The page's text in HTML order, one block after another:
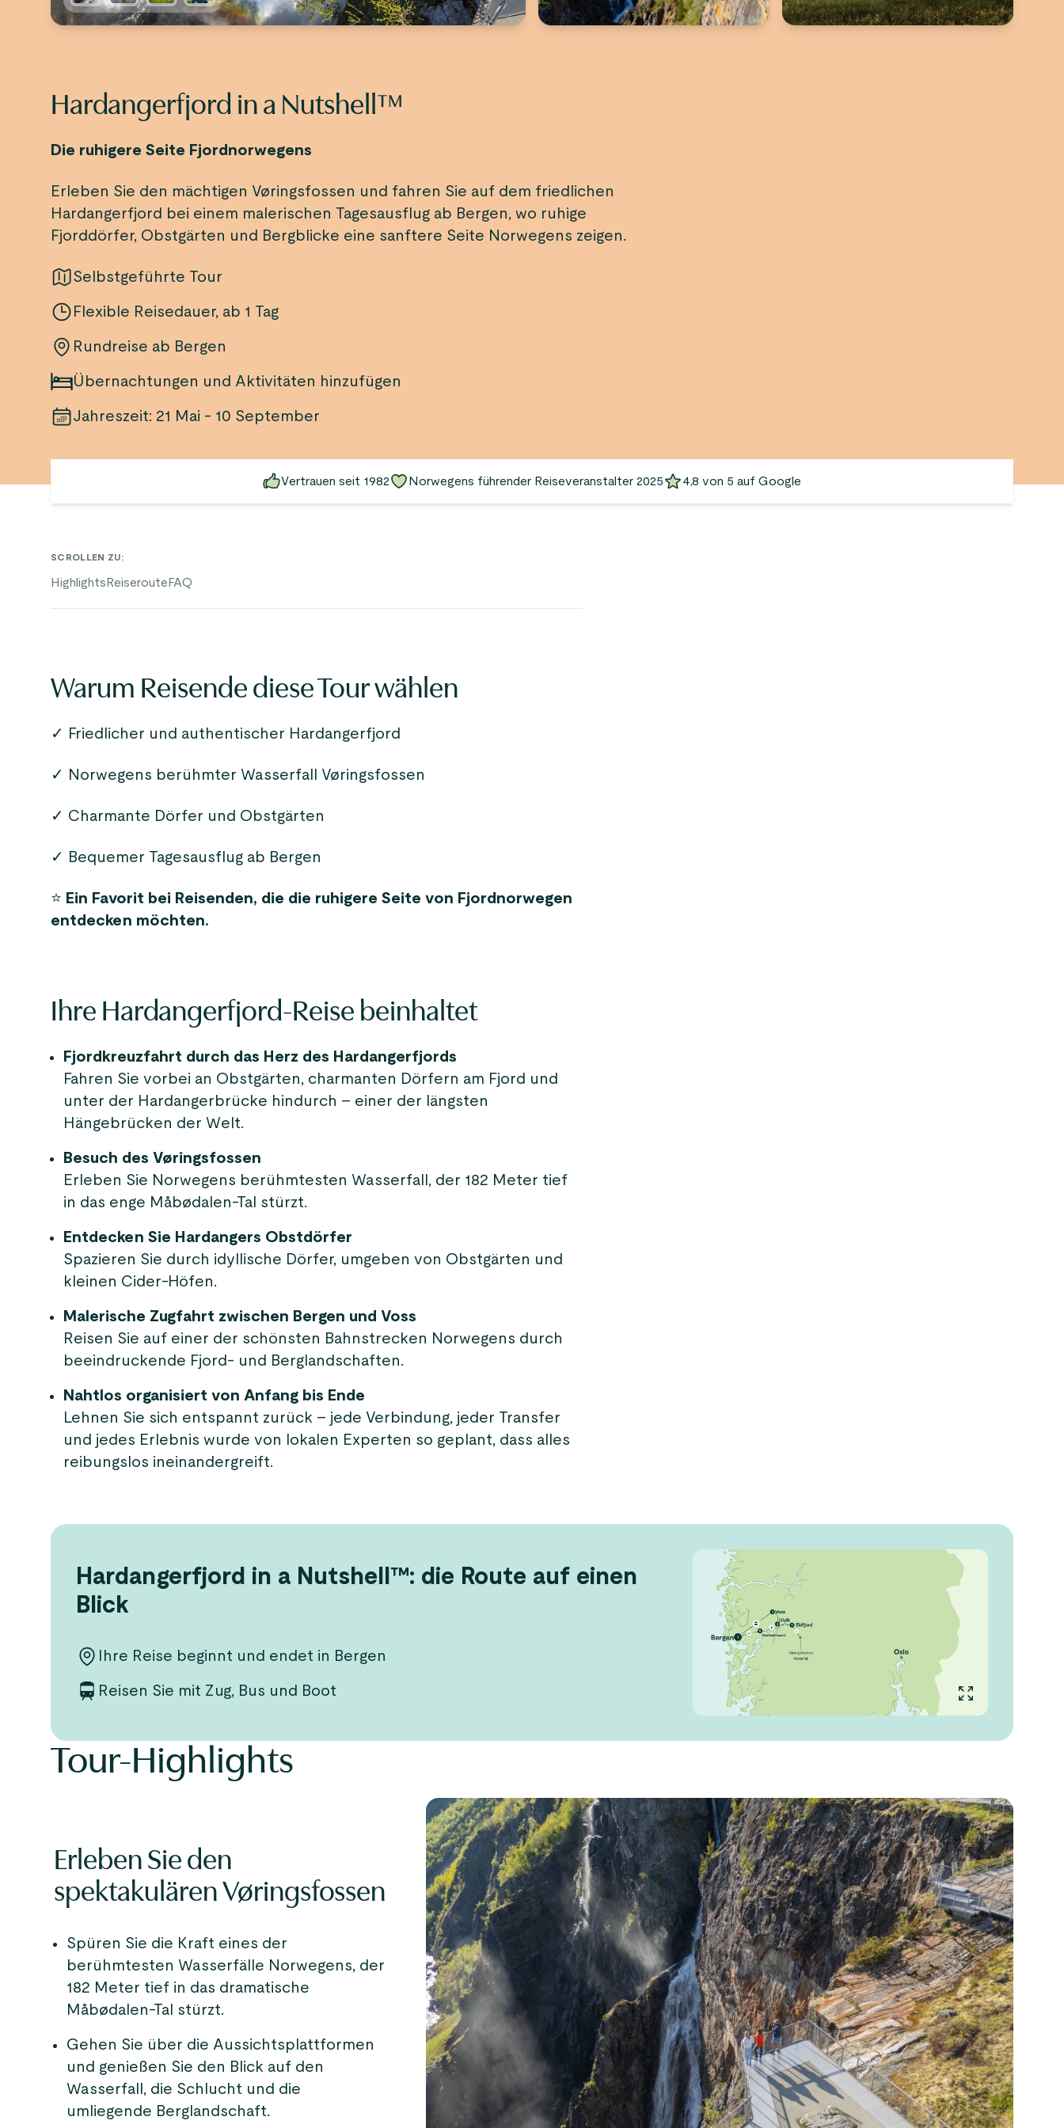
Hardangerfjord in a Nutshell™
Die ruhigere Seite Fjordnorwegens
Erleben Sie den mächtigen Vøringsfossen und fahren Sie auf dem friedlichen
Hardangerfjord bei einem malerischen Tagesausflug ab Bergen, wo ruhige
Fjorddörfer, Obstgärten und Bergblicke eine sanftere Seite Norwegens zeigen.
Selbstgeführte Tour
Flexible Reisedauer, ab 1 Tag
Rundreise ab Bergen
Übernachtungen und Aktivitäten hinzufügen
Jahreszeit: 21 Mai - 10 September
Vertrauen seit 1982 Norwegens führender Reiseveranstalter 2025 4,8 von 5 auf Google
SCROLLEN ZU:
Highlights Reiseroute FAQ
Warum Reisende diese Tour wählen
✓ Friedlicher und authentischer Hardangerfjord
✓ Norwegens berühmter Wasserfall Vøringsfossen
✓ Charmante Dörfer und Obstgärten
✓ Bequemer Tagesausflug ab Bergen
⭐ Ein Favorit bei Reisenden, die die ruhigere Seite von Fjordnorwegen
entdecken möchten.
Ihre Hardangerfjord-Reise beinhaltet
Fjordkreuzfahrt durch das Herz des Hardangerfjords
Fahren Sie vorbei an Obstgärten, charmanten Dörfern am Fjord und
unter der Hardangerbrücke hindurch – einer der längsten
Hängebrücken der Welt.
Besuch des Vøringsfossen
Erleben Sie Norwegens berühmtesten Wasserfall, der 182 Meter tief
in das enge Måbødalen-Tal stürzt.
Entdecken Sie Hardangers Obstdörfer
Spazieren Sie durch idyllische Dörfer, umgeben von Obstgärten und
kleinen Cider-Höfen.
Malerische Zugfahrt zwischen Bergen und Voss
Reisen Sie auf einer der schönsten Bahnstrecken Norwegens durch
beeindruckende Fjord- und Berglandschaften.
Nahtlos organisiert von Anfang bis Ende
Lehnen Sie sich entspannt zurück – jede Verbindung, jeder Transfer
und jedes Erlebnis wurde von lokalen Experten so geplant, dass alles
reibungslos ineinandergreift.
Hardangerfjord in a Nutshell™: die Route auf einen
Blick
Ihre Reise beginnt und endet in Bergen
Reisen Sie mit Zug, Bus und Boot
Tour-Highlights
Erleben Sie den
spektakulären Vøringsfossen
Spüren Sie die Kraft eines der
berühmtesten Wasserfälle Norwegens, der
182 Meter tief in das dramatische
Måbødalen-Tal stürzt.
Gehen Sie über die Aussichtsplattformen
und genießen Sie den Blick auf den
Wasserfall, die Schlucht und die
umliegende Berglandschaft.